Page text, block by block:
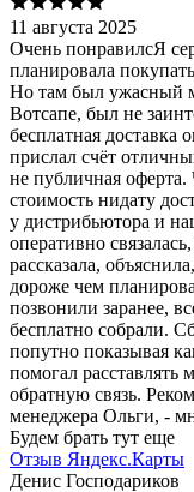
11 августа 2025
Очень понравилсЯ
планировала
Но там был ужасный
Вотсапе, был не
бесплатная доставка
прислал счёт
не публичная оферта.
стоимость нидату
у дистрибьютора и
оперативно
рассказала,
дороже чем
позвонили заранее,
бесплатно собрали.
попутно показывая
помогал расставлять
обратную связь.
менеджера Ольги, -
Будем брать тут еще
Отзыв Яндекс.Карты
Денис Господариков